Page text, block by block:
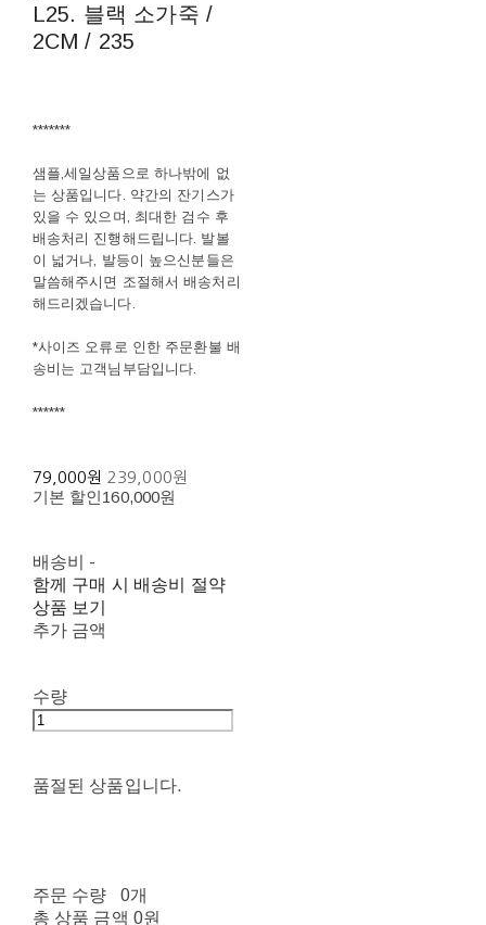
L25. 블랙 소가죽 /
2CM / 235
*******
샘플,세일상품으로 하나밖에 없
는 상품입니다. 약간의 잔기스가
있을 수 있으며, 최대한 검수 후
배송처리 진행해드립니다. 발볼
이 넓거나, 발등이 높으신분들은
말씀해주시면 조절해서 배송처리
해드리겠습니다.
*사이즈 오류로 인한 주문환불 배
송비는 고객님부담입니다.
******
79,000원 239,000원
기본 할인160,000원
배송비 -
함께 구매 시 배송비 절약
상품 보기
추가 금액
수량
품절된 상품입니다.
주문 수량
0개
총 상품 금액 0원